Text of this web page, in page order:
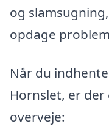
og
opdage
Når du
Hornslet, er
overveje: